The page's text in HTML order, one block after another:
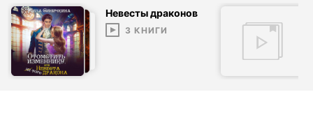
Невесты драконов
3 КНИГИ